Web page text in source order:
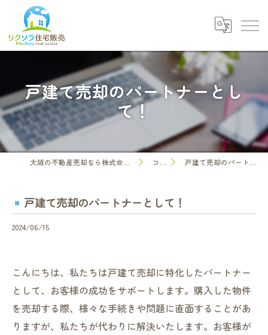
戸建て売却のパートナーとし
て！
大阪の不動産売却なら株式会社リクソラ住宅販売 コラム 戸建て売却のパートナーとして！
戸建て売却のパートナーとして！
2024/06/15
こんにちは、私たちは戸建て売却に特化したパートナー
として、お客様の成功をサポートします。購入した物件
を売却する際、様々な手続きや問題に直面することがあ
りますが、私たちが代わりに解決いたします。お客様が